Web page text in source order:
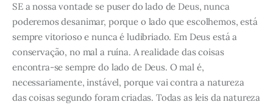
SE a nossa vontade se puser do lado de Deus, nunca
poderemos desanimar, porque o lado que escolhemos, está
sempre vitorioso e nunca é ludibriado. Em Deus está a
conservação, no mal a ruína. A realidade das coisas
encontra-se sempre do lado de Deus. O mal é,
necessariamente, instável, porque vai contra a natureza
das coisas segundo foram criadas. Todas as leis da natureza